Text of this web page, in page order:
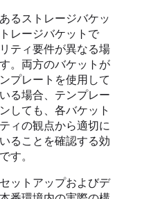
るストレージバケッ
レージバケットで
ティ要件が異なる場
。両方のバケットが
プレートを使用して
る場合、テンプレー
しても、各バケット
ィの観点から適切に
ることを確認する効
す。
ットアップおよびデ